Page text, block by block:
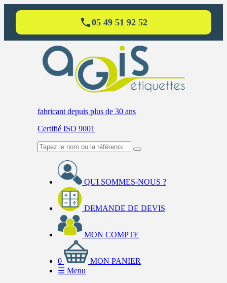
05 49 51 92 52
fabricant depuis plus de 30 ans
Certifié ISO 9001
QUI SOMMES-NOUS ?
DEMANDE DE DEVIS
MON COMPTE
0
MON PANIER
☰ Menu